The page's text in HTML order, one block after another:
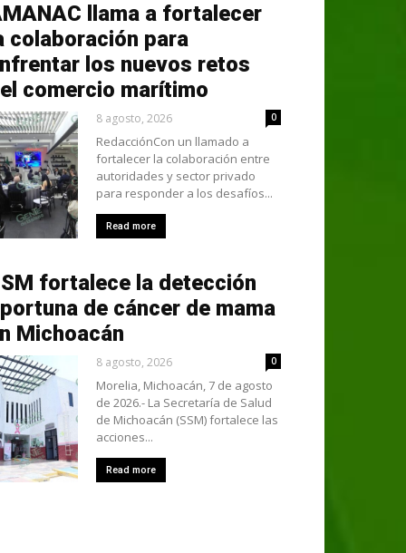
llama a fortalecer
colaboración para
los nuevos retos
comercio marítimo
8 agosto, 2026 0
RedacciónCon un llamado a
fortalecer la colaboración entre
autoridades y sector privado
para responder a los desafíos...
Read more
fortalece la detección
de cáncer de mama
Michoacán
8 agosto, 2026 0
Morelia, Michoacán, 7 de agosto
de 2026.- La Secretaría de Salud
de Michoacán (SSM) fortalece las
acciones...
Read more